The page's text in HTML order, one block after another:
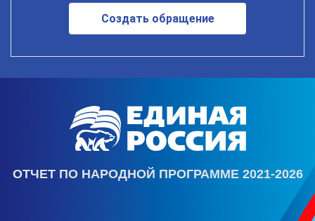
Создать обращение
ОТЧЕТ ПО НАРОДНОЙ ПРОГРАММЕ 2021-2026